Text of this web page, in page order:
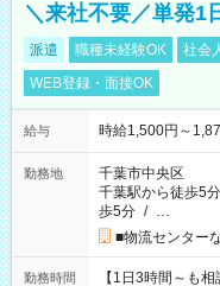
＼来社不要／単発1
派遣 職種未経験OK 社会
WEB登録・面接OK
給与 時給1,500円～
勤務地
千葉市中央区
千葉駅から徒歩5分
歩5分 / …
■物流センター
勤務時間
【1日3時間～も